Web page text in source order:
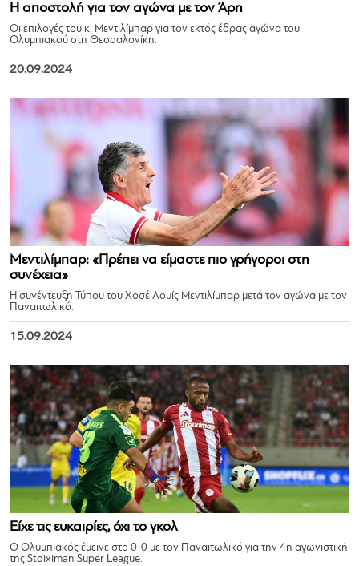
Η αποστολή για τον αγώνα με τον Άρη
Οι επιλογές του κ. Μεντιλίμπαρ για τον εκτός έδρας αγώνα του
Ολυμπιακού στη Θεσσαλονίκη.
20.09.2024
Μεντιλίμπαρ: «Πρέπει να είμαστε πιο γρήγοροι στη
συνέχεια»
Η συνέντευξη Τύπου του Χοσέ Λουίς Μεντιλίμπαρ μετά τον αγώνα με τον
Παναιτωλικό.
15.09.2024
Είχε τις ευκαιρίες, όχι το γκολ
Ο Ολυμπιακός έμεινε στο 0-0 με τον Παναιτωλικό για την 4η αγωνιστική
της Stoiximan Super League.